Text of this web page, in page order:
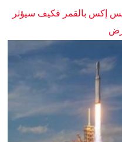
إكس بالقمر فكيف سيؤثر